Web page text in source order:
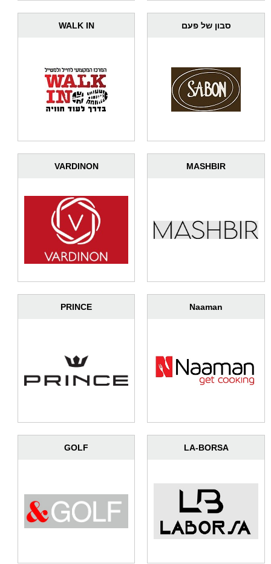
סבון של פעם WALK IN
MASHBIR
VARDINON
Naaman
PRINCE
LA-BORSA
GOLF